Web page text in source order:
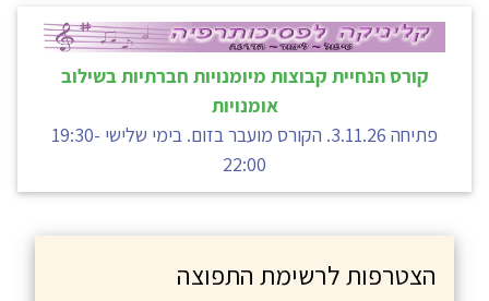
קורס הנחיית קבוצות מיומנויות חברתיות בשילוב
אומנויות
פתיחה 3.11.26. הקורס מועבר בזום. בימי שלישי 19:30-
22:00
הצטרפות לרשימת התפוצה